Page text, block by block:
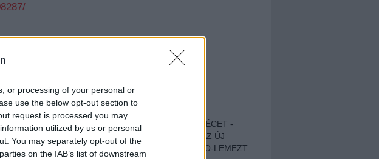
or processing of your personal or
use the below opt-out section to
request is processed you may
utilized by us or personal
You may separately opt-out of the
on the IAB’s list of downstream
EZT HALLGASD!
MEGUGROTTÁK A LÉCET -
MEGHALLGATTUK AZ ÚJ
PROTEST THE HERO-LEMEZT